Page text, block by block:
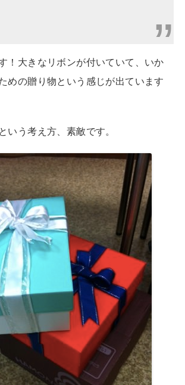
！大きなリボンが付いていて、いか
めの贈り物という感じが出ています
いう考え方、素敵です。